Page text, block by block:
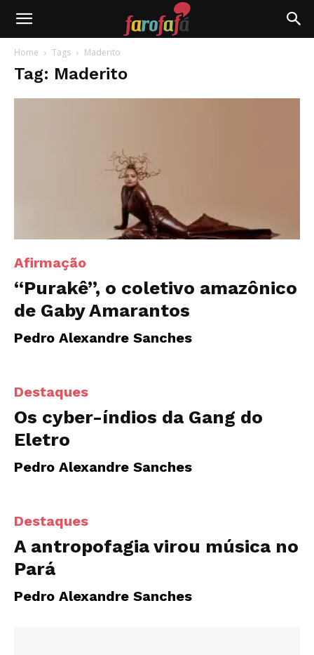
Farofafá
Home Tags Maderito
Tag: Maderito
Afirmação
“Purakê”, o coletivo amazônico
de Gaby Amarantos
Pedro Alexandre Sanches
Destaques
Os cyber-índios da Gang do
Eletro
Pedro Alexandre Sanches
Destaques
A antropofagia virou música no
Pará
Pedro Alexandre Sanches